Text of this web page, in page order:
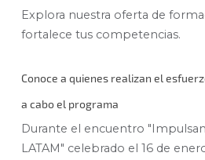
Explora nuestra oferta de
fortalece tus competencias.
Conoce a quienes realizan el
a cabo el programa
Durante el encuentro
LATAM" celebrado el 16 de